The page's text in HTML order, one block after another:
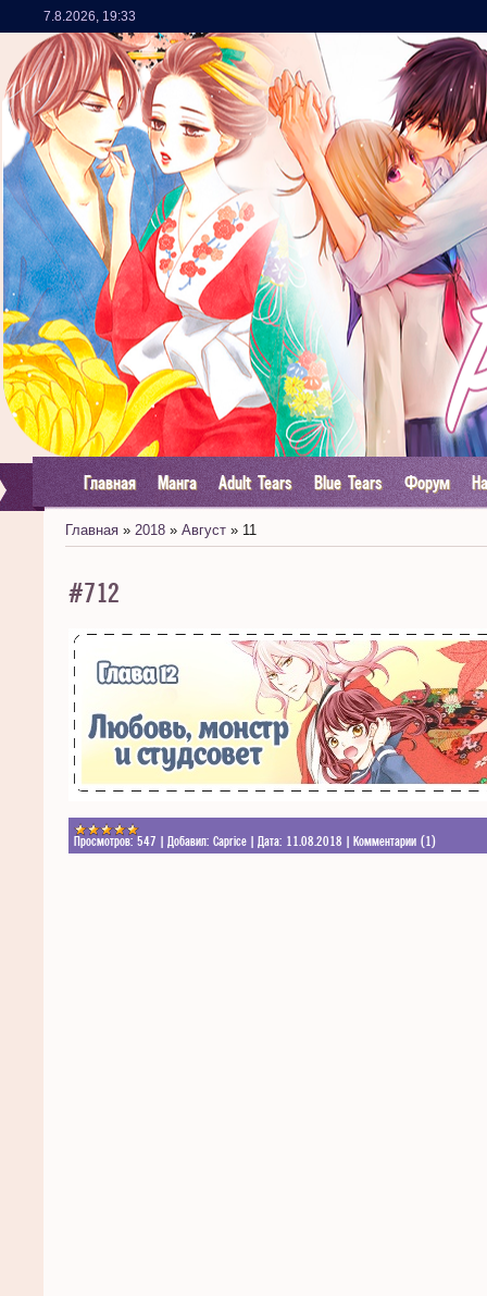
7.8.2026, 19:33
Главная Манга Adult Tears Blue Tears Форум
Главная » 2018 » Август » 11
#712
Просмотров: 547 Добавил: Caprice Дата: 11.08.2018 Комментарии (1)